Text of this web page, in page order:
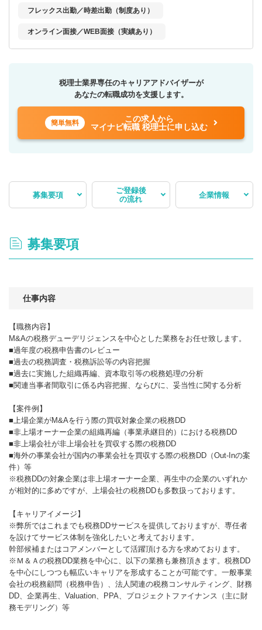
フレックス出勤／時差出勤（制度あり）
オンライン面接／WEB面接（実績あり）
税理士業界専任のキャリアアドバイザーが
あなたの転職成功を支援します。
簡単無料
この求人から
マイナビ転職 税理士に申し込む
募集要項
ご登録後
の流れ
企業情報
募集要項
仕事内容
【職務内容】
M&Aの税務デューデリジェンスを中心とした業務をお任せ致します。
■過年度の税務申告書のレビュー
■過去の税務調査・税務訴訟等の内容把握
■過去に実施した組織再編、資本取引等の税務処理の分析
■関連当事者間取引に係る内容把握、ならびに、妥当性に関する分析
【案件例】
■上場企業がM&Aを行う際の買収対象企業の税務DD
■非上場オーナー企業の組織再編（事業承継目的）における税務DD
■非上場会社が非上場会社を買収する際の税務DD
■海外の事業会社が国内の事業会社を買収する際の税務DD（Out-Inの案
件）等
※税務DDの対象企業は非上場オーナー企業、再生中の企業のいずれか
が相対的に多めですが、上場会社の税務DDも多数扱っております。
【キャリアイメージ】
※弊所ではこれまでも税務DDサービスを提供しておりますが、専任者
を設けてサービス体制を強化したいと考えております。
幹部候補またはコアメンバーとして活躍頂ける方を求めております。
※Ｍ＆Ａの税務DD業務を中心に、以下の業務も兼務頂きます。税務DD
を中心にしつつも幅広いキャリアを形成することが可能です。一般事業
会社の税務顧問（税務申告）、法人関連の税務コンサルティング、財務
DD、企業再生、Valuation、PPA、プロジェクトファイナンス（主に財
務モデリング）等